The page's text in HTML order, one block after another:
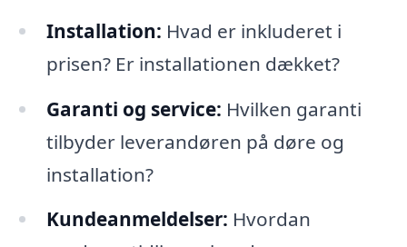
Installation: Hvad er inkluderet i
prisen? Er installationen dækket?
Garanti og service: Hvilken garanti
tilbyder leverandøren på døre og
installation?
Kundeanmeldelser: Hvordan